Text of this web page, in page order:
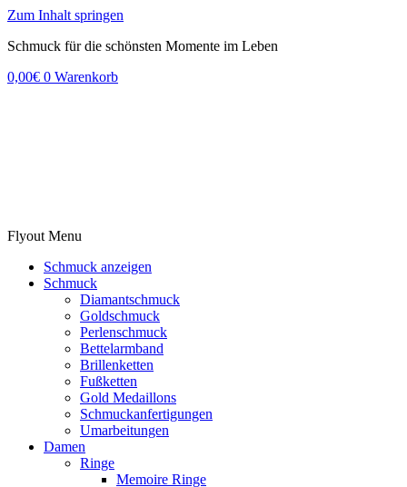
Zum Inhalt springen
Schmuck für die schönsten Momente im Leben
0,00€ 0 Warenkorb
Flyout Menu
Schmuck anzeigen
Schmuck
Diamantschmuck
Goldschmuck
Perlenschmuck
Bettelarmband
Brillenketten
Fußketten
Gold Medaillons
Schmuckanfertigungen
Umarbeitungen
Damen
Ringe
Memoire Ringe